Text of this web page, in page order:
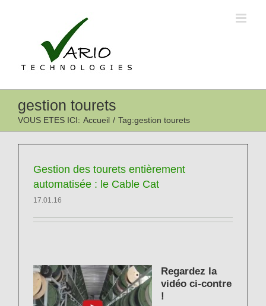
gestion tourets
VOUS ETES ICI: Accueil / Tag:gestion tourets
Gestion des tourets entièrement
automatisée : le Cable Cat
17.01.16
Regardez la
vidéo ci-contre
!